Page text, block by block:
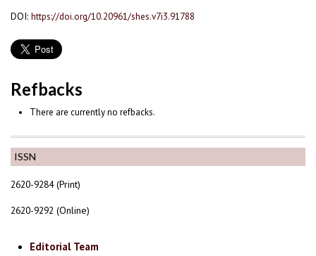
ISSN
2620-9284 (Print)
2620-9292 (Online)
Editorial Team
DOI: https://doi.org/10.20961/shes.v7i3.91788
Refbacks
There are currently no refbacks.